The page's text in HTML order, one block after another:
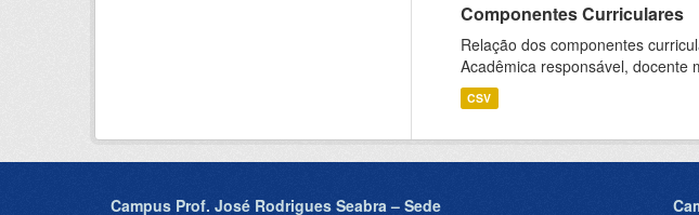
Componentes Curriculares
Relação dos componentes
Acadêmica responsável, docente
CSV
Campus Prof. José Rodrigues Seabra – Sede